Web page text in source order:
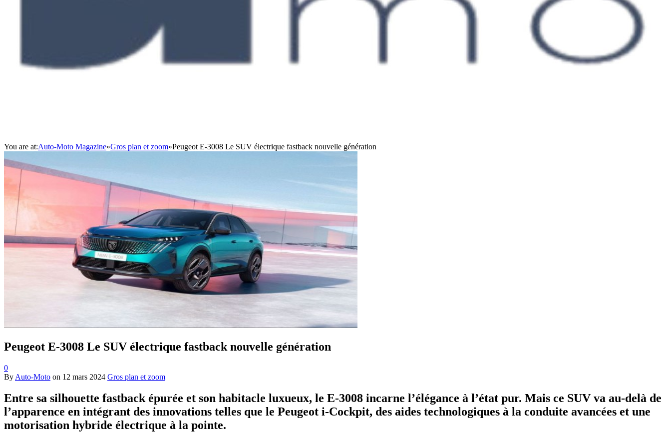
You are at:Auto-Moto Magazine»Gros plan et zoom»Peugeot E-3008 Le SUV électrique fastback nouvelle génération
Peugeot E-3008 Le SUV électrique fastback nouvelle génération
0
By Auto-Moto on 12 mars 2024 Gros plan et zoom
Entre sa silhouette fastback épurée et son habitacle luxueux, le E-3008 incarne l’élégance à l’état pur. Mais ce SUV va au-delà de
l’apparence en intégrant des innovations telles que le Peugeot i-Cockpit, des aides technologiques à la conduite avancées et une
motorisation hybride électrique à la pointe.